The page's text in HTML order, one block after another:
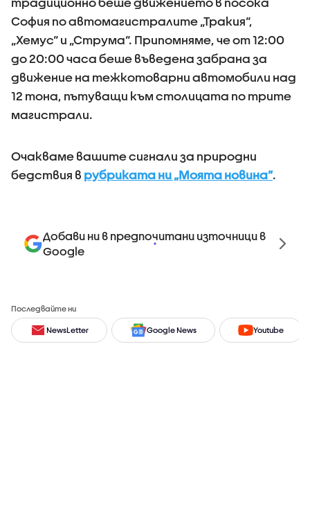
София по автомагистралите „Тракия“,
„Хемус“ и „Струма“. Припомняме, че от 12:00
до 20:00 часа беше въведена забрана за
движение на тежкотоварни автомобили над
12 тона, пътуващи към столицата по трите
магистрали.
Очакваме вашите сигнали за природни
бедствия в рубриката ни „Моята новина”.
Добави ни в предпочитани източници в
Google
Последвайте ни
NewsLetter Google News Youtube